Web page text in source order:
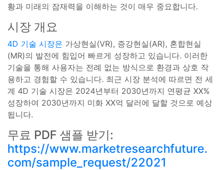
황과 미래의 잠재력을 이해하는 것이 매우 중요합니다.
시장 개요
4D 기술 시장은 가상현실(VR), 증강현실(AR), 혼합현실
(MR)의 발전에 힘입어 빠르게 성장하고 있습니다. 이러한
기술을 통해 사용자는 전례 없는 방식으로 환경과 상호 작
용하고 경험할 수 있습니다. 최근 시장 분석에 따르면 전 세
계 4D 기술 시장은 2024년부터 2030년까지 연평균 XX%
성장하여 2030년까지 미화 XX억 달러에 달할 것으로 예상
됩니다.
무료 PDF 샘플 받기:
https://www.marketresearchfuture.
com/sample_request/22021